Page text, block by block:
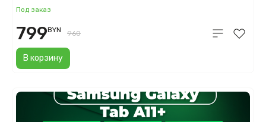
(серебристый)
Под заказ
В корзину
799BYN 960